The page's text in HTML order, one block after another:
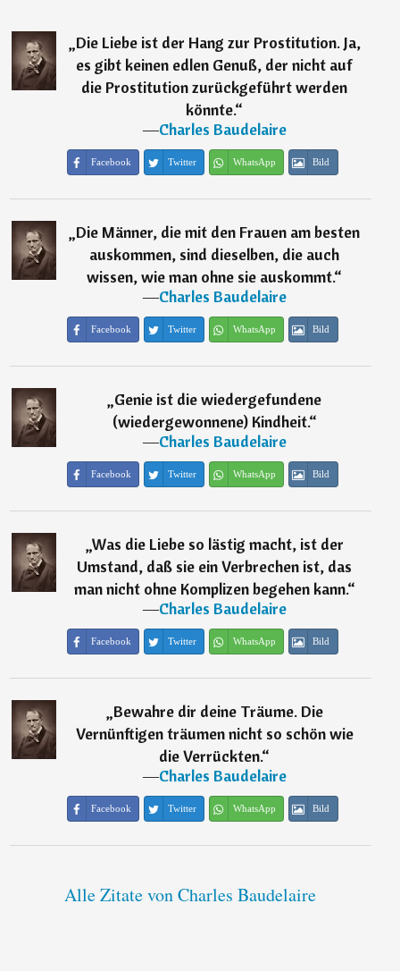
„Die Liebe ist der Hang zur Prostitution. Ja,
es gibt keinen edlen Genuß, der nicht auf
die Prostitution zurückgeführt werden
könnte.“
―Charles Baudelaire
Facebook Twitter WhatsApp Bild
„Die Männer, die mit den Frauen am besten
auskommen, sind dieselben, die auch
wissen, wie man ohne sie auskommt.“
―Charles Baudelaire
Facebook Twitter WhatsApp Bild
„Genie ist die wiedergefundene
(wiedergewonnene) Kindheit.“
―Charles Baudelaire
Facebook Twitter WhatsApp Bild
„Was die Liebe so lästig macht, ist der
Umstand, daß sie ein Verbrechen ist, das
man nicht ohne Komplizen begehen kann.“
―Charles Baudelaire
Facebook Twitter WhatsApp Bild
„Bewahre dir deine Träume. Die
Vernünftigen träumen nicht so schön wie
die Verrückten.“
―Charles Baudelaire
Facebook Twitter WhatsApp Bild
Alle Zitate von Charles Baudelaire